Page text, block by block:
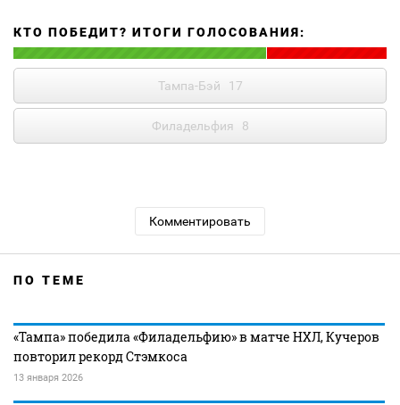
КТО ПОБЕДИТ? ИТОГИ ГОЛОСОВАНИЯ:
Тампа-Бэй 17
Филадельфия 8
Комментировать
ПО ТЕМЕ
«Тампа» победила «Филадельфию» в матче НХЛ, Кучеров
повторил рекорд Стэмкоса
13 января 2026